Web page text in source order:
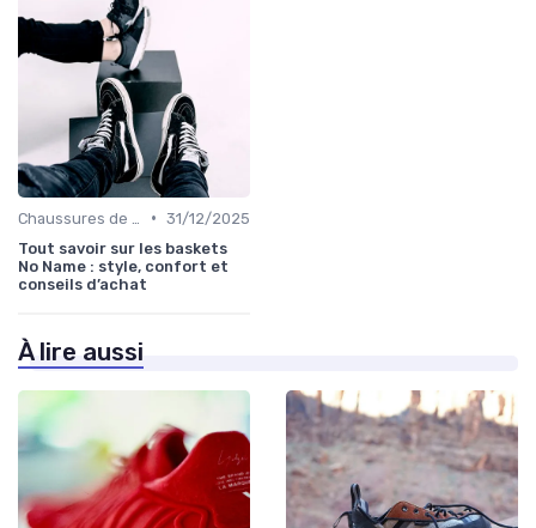
• 31/12/2025
Tout savoir sur les baskets
No Name : style, confort et
conseils d’achat
À lire aussi